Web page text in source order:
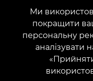
Зв'яжіться з
Співпраця:
Ми
покращити
персональну
аналізувати